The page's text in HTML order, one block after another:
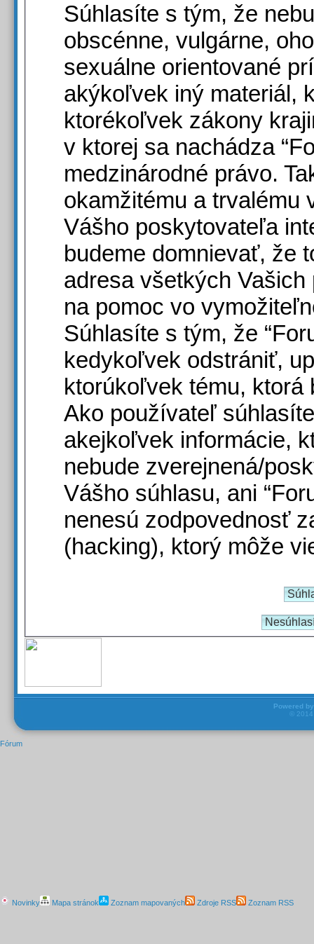
Súhlasíte s tým, že
obscénne, vulgárne,
sexuálne orientované
akýkoľvek iný materiál,
ktorékoľvek zákony
v ktorej sa nachádza
medzinárodné právo.
okamžitému a trvalému
Vášho poskytovateľa
budeme domnievať, že
adresa všetkých
na pomoc vo
Súhlasíte s tým, že
kedykoľvek odstrániť,
ktorúkoľvek tému, ktorá
Ako používateľ
akejkoľvek informácie,
nebude zverejnená/
Vášho súhlasu, ani
nenesú zodpovednosť
(hacking), ktorý môže
Powered by
©
Fórum
Novinky Mapa stránok Zoznam mapovaných Zdroje RSS Zoznam RSS